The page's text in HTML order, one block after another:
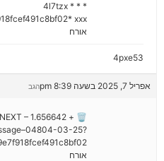
4l7tzx * * *
ххх*
אורח
4pxe53
אפריל 7, 2025 בשעה 8:39 pm הגב
BTC.NEXT –
03-25?
🗑
אורח